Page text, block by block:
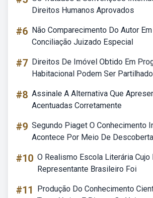
Direitos Humanos Aprovados
#6 Não Comparecimento Do Autor
Conciliação Juizado Especial
#7 Direitos De Imóvel Obtido Em
Habitacional Podem Ser
#8 Assinale A Alternativa Que
Acentuadas Corretamente
#9 Segundo Piaget O Conhecimento
Acontece Por Meio De
#10 O Realismo Escola Literária Cujo
Representante Brasileiro Foi
#11
Produção Do Conhecimento